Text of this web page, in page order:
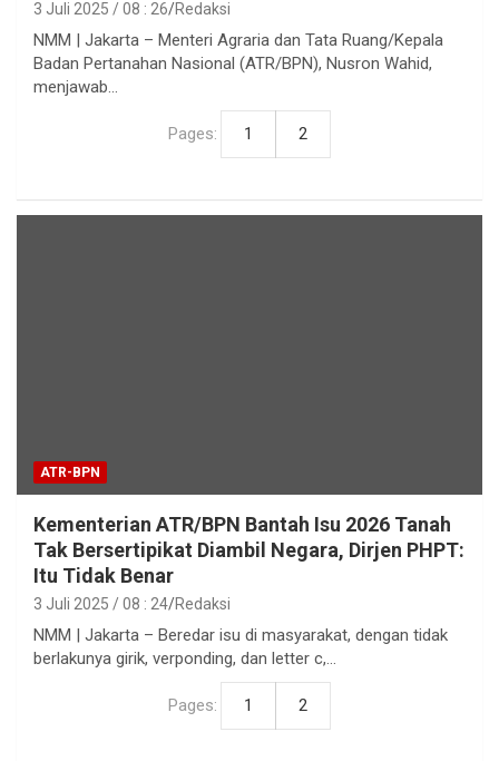
3 Juli 2025 / 08 : 26 Redaksi
NMM | Jakarta – Menteri Agraria dan Tata Ruang/Kepala
Badan Pertanahan Nasional (ATR/BPN), Nusron Wahid,
menjawab…
Pages: 1 2
ATR-BPN
Kementerian ATR/BPN Bantah Isu 2026 Tanah
Tak Bersertipikat Diambil Negara, Dirjen PHPT:
Itu Tidak Benar
3 Juli 2025 / 08 : 24 Redaksi
NMM | Jakarta – Beredar isu di masyarakat, dengan tidak
berlakunya girik, verponding, dan letter c,…
Pages: 1 2